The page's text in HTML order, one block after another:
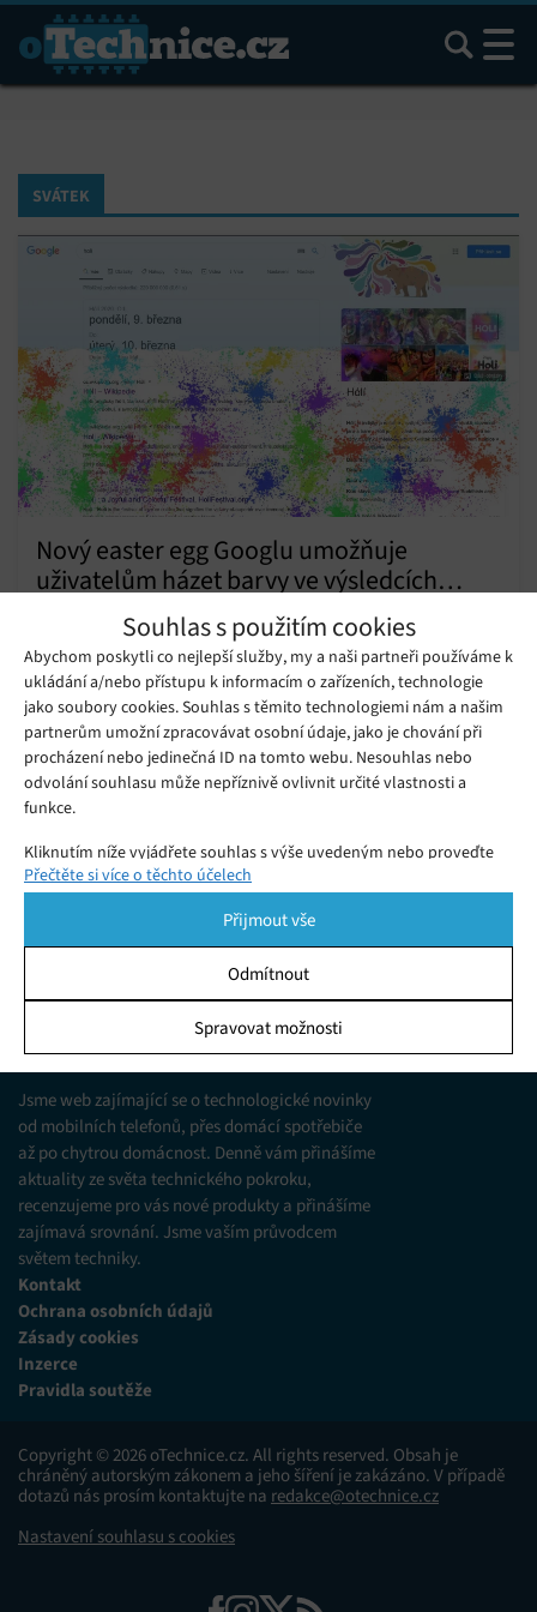
Souhlas s použitím cookies
Abychom poskytli co nejlepší služby, my a naši partneři používáme k
ukládání a/nebo přístupu k informacím o zařízeních, technologie
jako soubory cookies. Souhlas s těmito technologiemi nám a našim
partnerům umožní zpracovávat osobní údaje, jako je chování při
procházení nebo jedinečná ID na tomto webu. Nesouhlas nebo
odvolání souhlasu může nepříznivě ovlivnit určité vlastnosti a
funkce.
Kliknutím níže vyjádřete souhlas s výše uvedeným nebo proveďte
podrobnější rozhodnutí. Vaše volby budou použity pouze na tomto
pomocí přepínačů v Zásadách cookies nebo kliknutím na tlačítko
Spravovat souhlas ve spodní části obrazovky.
Ukládání a/nebo přístup k informacím v zařízení, Porozumění
publiku prostřednictvím statistik nebo kombinací údajů z
různých zdrojů.
Marketing
Ukládání a/nebo přístup k informacím v zařízení, Použití
omezených údajů k výběru reklam, Vytváření profilů pro
personalizovanou reklamu, Používání profilů k výběru
personalizované reklamy, Vytváření profilů pro
personalizovaný obsah, Používání profilů pro výběr
personalizovaného obsahu, Použití omezených údajů k výběru
obsahu.
Funkce
zařízení na základě automaticky přenášených
informací.
Zajištění bezpečnosti, předcházení a zjišťování
voleb ochrany osobních údajů.
Přečtěte si více o těchto účelech
Přijmout vše
Odmítnout
Spravovat možnosti
Hledat
SVÁTEK
Nový easter egg Googlu umožňuje
uživatelům házet barvy ve výsledcích
vyhledávání
Letošní rok na dny 9. a 10. března připadá oslava tzv. Hólí, což
je starověký hindský svátek, při němž po sobě lidé na ulici
cákají barvy.
Bali dnes kvůli významnému svátku
vypíná na 24 hodin internet
Sobota 17. 03. 2018 Redakce
Jsme web zajímající se o technologické novinky
od mobilních telefonů, přes domácí spotřebiče
až po chytrou domácnost. Denně vám přinášíme
aktuality ze světa technického pokroku,
recenzujeme pro vás nové produkty a přinášíme
zajímavá srovnání. Jsme vaším průvodcem
světem techniky.
Kontakt
Ochrana osobních údajů
Zásady cookies
Inzerce
Pravidla soutěže
Copyright © 2026 oTechnice.cz. All rights reserved. Obsah je
chráněný autorským zákonem a jeho šíření je zakázáno. V případě
dotazů nás prosím kontaktujte na redakce@otechnice.cz
Nastavení souhlasu s cookies